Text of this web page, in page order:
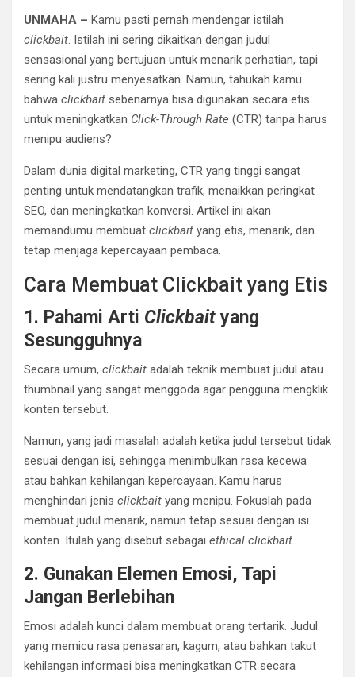
UNMAHA – Kamu pasti pernah mendengar istilah
clickbait. Istilah ini sering dikaitkan dengan judul
sensasional yang bertujuan untuk menarik perhatian, tapi
sering kali justru menyesatkan. Namun, tahukah kamu
bahwa clickbait sebenarnya bisa digunakan secara etis
untuk meningkatkan Click-Through Rate (CTR) tanpa harus
menipu audiens?
Dalam dunia digital marketing, CTR yang tinggi sangat
penting untuk mendatangkan trafik, menaikkan peringkat
SEO, dan meningkatkan konversi. Artikel ini akan
memandumu membuat clickbait yang etis, menarik, dan
tetap menjaga kepercayaan pembaca.
Cara Membuat Clickbait yang Etis
1. Pahami Arti Clickbaityang
Sesungguhnya
Secara umum, clickbait adalah teknik membuat judul atau
thumbnail yang sangat menggoda agar pengguna mengklik
konten tersebut.
Namun, yang jadi masalah adalah ketika judul tersebut tidak
sesuai dengan isi, sehingga menimbulkan rasa kecewa
atau bahkan kehilangan kepercayaan. Kamu harus
menghindari jenis clickbait yang menipu. Fokuslah pada
membuat judul menarik, namun tetap sesuai dengan isi
konten. Itulah yang disebut sebagai ethical clickbait.
2. Gunakan Elemen Emosi, Tapi
Jangan Berlebihan
Emosi adalah kunci dalam membuat orang tertarik. Judul
yang memicu rasa penasaran, kagum, atau bahkan takut
kehilangan informasi bisa meningkatkan CTR secara